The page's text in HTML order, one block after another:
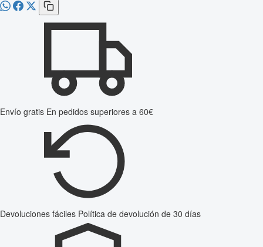
Envío gratis En pedidos superiores a 60€
Devoluciones fáciles Política de devolución de 30 días